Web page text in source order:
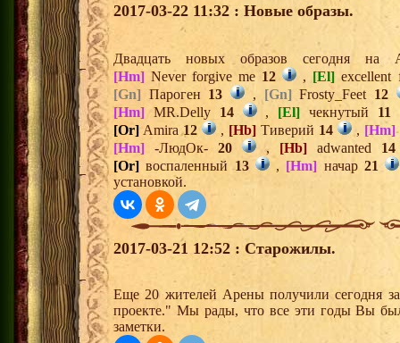
2017-03-22 11:32 : Новые образы.
Двадцать новых образов сегодня
[Hm] Never forgive me 12 , [El] excellent
[Gn] Пароген 13 , [Gn] Frosty_Feet 12
[Hm] MR.Delly 14 , [El] чекнутый 11
[Or] Amira12 , [Hb] Тиверий 14 , [Hm]
[Hm] -ЛюдОк-20 , [Hb] adwanted 14
[Or] воспаленный13 , [Hm] начар 21
установкой.
2017-03-21 12:52 : Старожилы.
Еще 20 жителей Арены получили сегодня
проекте." Мы рады, что все эти годы Вы
заметки.